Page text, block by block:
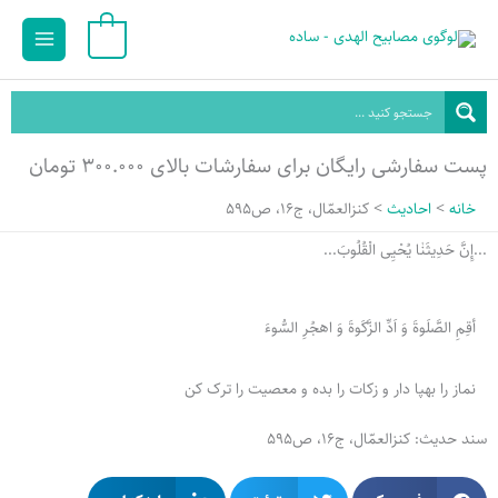
محتوا
Main
پست سفارشی رایگان برای سفارشات بالای ۳۰۰.۰۰۰ تومان
خانه احادیث
کنزالعمّال، ج16، ص595
...إِنَّ حَدِيثَنٰا یُحْیِی الْقُلُوبَ...
‌أقِمِ الصَّلَوةَ وَ اَدِّ الزَّکَوةَ وَ اهجُرِ السُّوءَ
نماز را بهپا دار و زکات را بده و معصیت را ترک کن
سند حدیث: کنزالعمّال، ج16، ص595